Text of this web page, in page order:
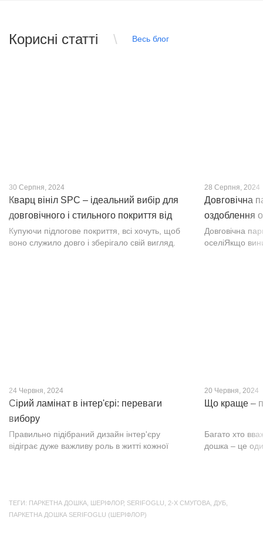
Корисні статті Весь блог
30 Серпня, 2024
Кварц вініл SPC – ідеальний вибір для
довговічного і стильного покриття від
PROFLOOR
Купуючи підлогове покриття, всі хочуть, щоб
воно служило довго і зберігало свій вигляд.
28 Серпня, 2024
Довговічна
оздоблення
Довговічна
оселіЯкщо
24 Червня, 2024
Сірий ламінат в інтер'єрі: переваги
вибору
Правильно підібраний дизайн інтер'єру
відіграє дуже важливу роль в житті кожної
20 Червня, 2024
Що краще –
Багато хто
дошка – це
ТЕГИ: ПАРКЕТНА ДОШКА ШЕРІФЛОР, SERIFOGLU 2-Х СМУГОВА ДУБ
ПАРКЕТНА ДОШКА SERIFOGLU (ШЕРІФЛОР)